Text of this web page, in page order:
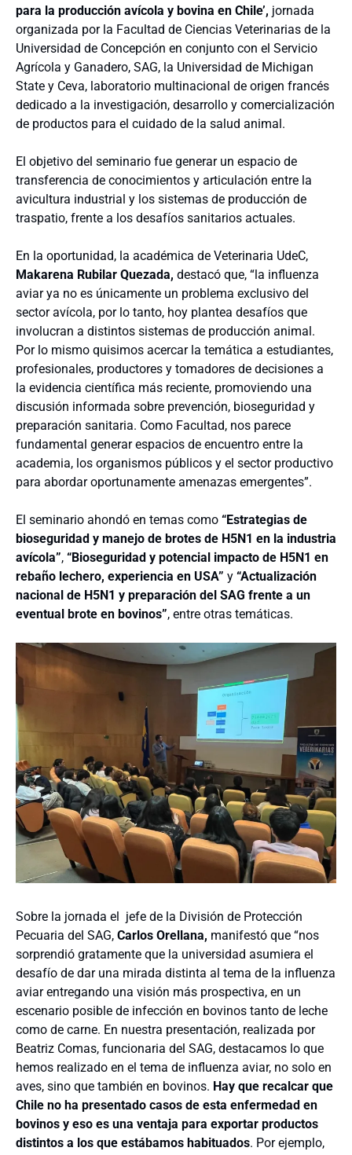
para la producción avícola y bovina en Chile’, jornada
organizada por la Facultad de Ciencias Veterinarias de la
Universidad de Concepción en conjunto con el Servicio
Agrícola y Ganadero, SAG, la Universidad de Michigan
State y Ceva, laboratorio multinacional de origen francés
dedicado a la investigación, desarrollo y comercialización
de productos para el cuidado de la salud animal.
El objetivo del seminario fue generar un espacio de
transferencia de conocimientos y articulación entre la
avicultura industrial y los sistemas de producción de
traspatio, frente a los desafíos sanitarios actuales.
En la oportunidad, la académica de Veterinaria UdeC,
Makarena Rubilar Quezada, destacó que, “la influenza
aviar ya no es únicamente un problema exclusivo del
sector avícola, por lo tanto, hoy plantea desafíos que
involucran a distintos sistemas de producción animal.
Por lo mismo quisimos acercar la temática a estudiantes,
profesionales, productores y tomadores de decisiones a
la evidencia científica más reciente, promoviendo una
discusión informada sobre prevención, bioseguridad y
preparación sanitaria. Como Facultad, nos parece
fundamental generar espacios de encuentro entre la
academia, los organismos públicos y el sector productivo
para abordar oportunamente amenazas emergentes”.
El seminario ahondó en temas como “Estrategias de
bioseguridad y manejo de brotes de H5N1 en la industria
avícola”, “Bioseguridad y potencial impacto de H5N1 en
rebaño lechero, experiencia en USA” y “Actualización
nacional de H5N1 y preparación del SAG frente a un
eventual brote en bovinos”, entre otras temáticas.
Sobre la jornada el jefe de la División de Protección
Pecuaria del SAG, Carlos Orellana, manifestó que “nos
sorprendió gratamente que la universidad asumiera el
desafío de dar una mirada distinta al tema de la influenza
aviar entregando una visión más prospectiva, en un
escenario posible de infección en bovinos tanto de leche
como de carne. En nuestra presentación, realizada por
Beatriz Comas, funcionaria del SAG, destacamos lo que
hemos realizado en el tema de influenza aviar, no solo en
aves, sino que también en bovinos. Hay que recalcar que
Chile no ha presentado casos de esta enfermedad en
bovinos y eso es una ventaja para exportar productos
distintos a los que estábamos habituados. Por ejemplo,